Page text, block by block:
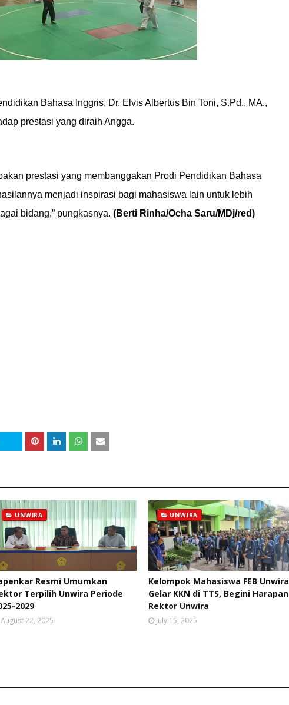
Bahasa Inggris, Dr. Elvis Albertus Bin Toni, S.Pd., MA.,
prestasi yang diraih Angga.
prestasi yang membanggakan Prodi Pendidikan Bahasa
menjadi inspirasi bagi mahasiswa lain untuk lebih
bidang,” pungkasnya. (Berti Rinha/Ocha Saru/MDj/red)
UNWIRA
Resmi Umumkan
Terpilih Unwira Periode
2029
August 22, 2025
UNWIRA
Kelompok Mahasiswa FEB Unwira
Gelar KKN di TTS, Begini Harapan
Rektor Unwira
July 15, 2025